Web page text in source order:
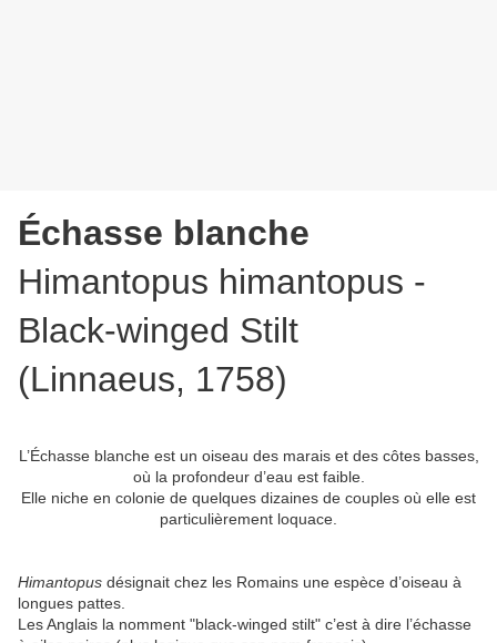
Échasse blanche
Himantopus himantopus -
Black-winged Stilt
(Linnaeus, 1758)
L’Échasse blanche est un oiseau des marais et des côtes basses,
où la profondeur d’eau est faible.
Elle niche en colonie de quelques dizaines de couples où elle est
particulièrement loquace.
Himantopus désignait chez les Romains une espèce d’oiseau à
longues pattes.
Les Anglais la nomment "black-winged stilt" c’est à dire l’échasse